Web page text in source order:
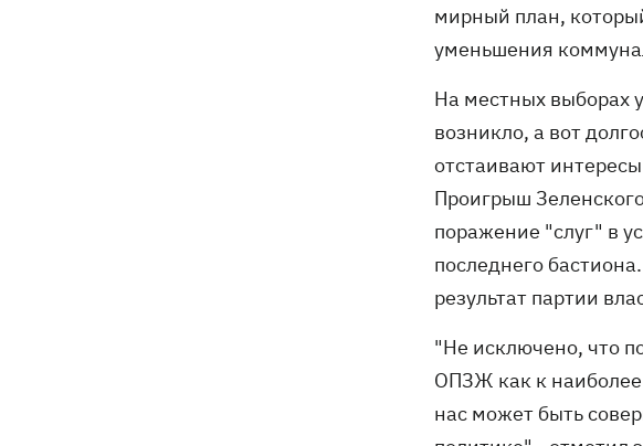
мирный план,
уменьшения
На местных выборах
возникло, а вот
отстаивают
Проигрыш
поражение "слуг" в
последнего
результат партии
"Не исключено, что
ОПЗЖ как к наиболее
нас может быть